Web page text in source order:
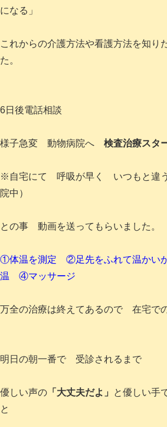
になる」
これからの介護方法や看護方法を知り
た。
6日後電話相談
様子急変 動物病院へ 検査治療スタ
※自宅にて 呼吸が早く いつもと違う
院中）
との事 動画を送ってもらいました。
①体温を測定 ②足先をふれて温かい
温 ④マッサージ
万全の治療は終えてあるので 在宅で
明日の朝一番で 受診されるまで
優しい声の 「大丈夫だよ」 と優しい手
と